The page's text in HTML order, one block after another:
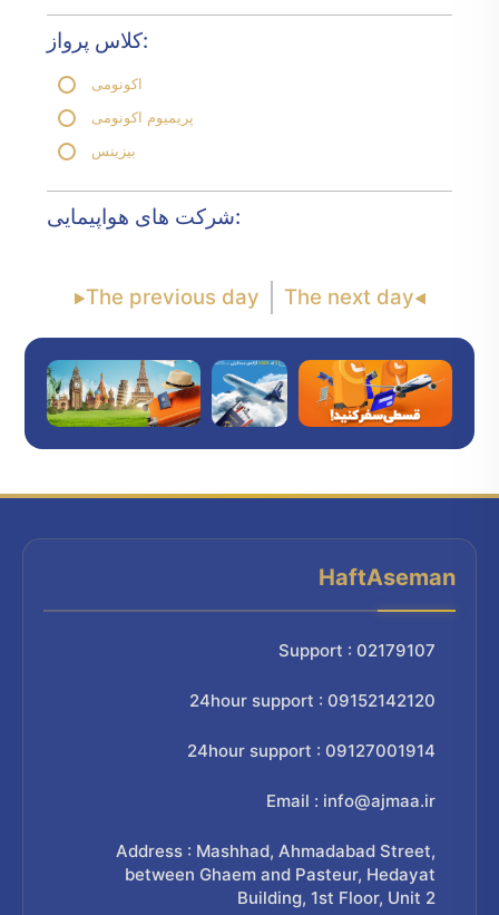
کلاس پرواز:
اکونومی
پریمیوم اکونومی
بیزینس
شرکت های هواپیمایی:
The previous day The next day
HaftAseman
Support : 02179107
24hour support : 09152142120
24hour support : 09127001914
Email : info@ajmaa.ir
Address : Mashhad, Ahmadabad Street,
between Ghaem and Pasteur, Hedayat
Building, 1st Floor, Unit 2